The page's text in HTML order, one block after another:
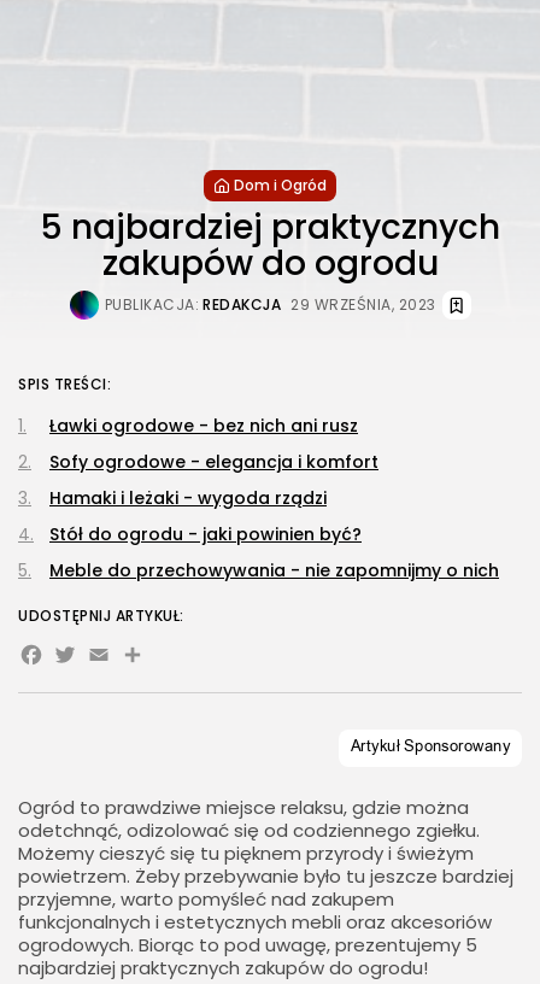
Dom i Ogród
5 najbardziej praktycznych
zakupów do ogrodu
PUBLIKACJA: REDAKCJA 29 WRZEŚNIA, 2023
Ogród to prawdziwe miejsce relaksu, gdzie można
odetchnąć, odizolować się od codziennego zgiełku.
Możemy cieszyć się tu pięknem przyrody i świeżym
powietrzem. Żeby przebywanie było tu jeszcze bardziej
przyjemne, warto pomyśleć nad zakupem
funkcjonalnych i estetycznych mebli oraz akcesoriów
ogrodowych. Biorąc to pod uwagę, prezentujemy 5
najbardziej praktycznych zakupów do ogrodu!
SPIS TREŚCI:
Ławki ogrodowe - bez nich ani rusz
Sofy ogrodowe - elegancja i komfort
Hamaki i leżaki - wygoda rządzi
Stół do ogrodu - jaki powinien być?
Meble do przechowywania - nie zapomnijmy o nich
UDOSTĘPNIJ ARTYKUŁ:
Facebook
Twitter
EmailShare